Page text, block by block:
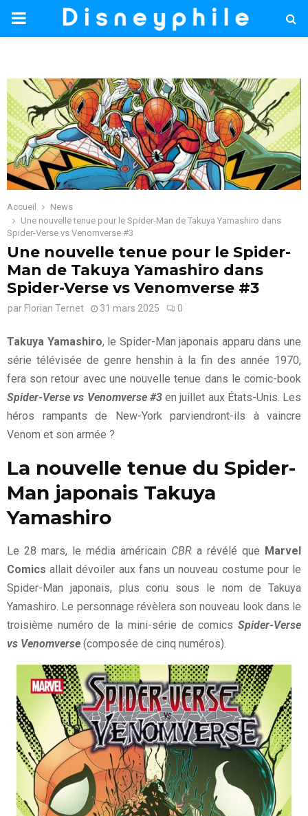
PRIMARY
Accueil
News
Une nouvelle tenue pour le Spider-Man de Takuya Yamashiro dans
Spider-Verse vs Venomverse #3
Une nouvelle tenue pour le Spider-
Man de Takuya Yamashiro dans
Spider-Verse vs Venomverse #3
par Florian Ternet 31 mars 2025 0
Takuya Yamashiro, le Spider-Man japonais apparu dans une
série télévisée de genre henshin à la fin des année 1970,
fera son retour avec une nouvelle tenue dans le comic-book
Spider-Verse vs Venomverse #3en juillet aux États-Unis. Les
héros rampants de New-York parviendront-ils à vaincre
Venom et son armée ?
La nouvelle tenue du Spider-
Man japonais Takuya
Yamashiro
Le 28 mars, le média américain CBR a révélé que Marvel
Comics allait dévoiler aux fans un nouveau costume pour le
Spider-Man japonais, plus conu sous le nom de Takuya
Yamashiro. Le personnage révèlera son nouveau look dans le
troisième numéro de la mini-série de comics Spider-Verse
vs Venomverse (composée de cinq numéros).